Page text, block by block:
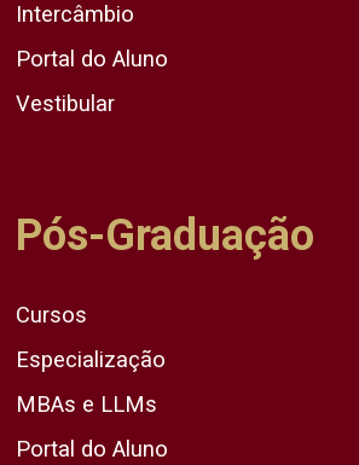
Intercâmbio
Portal do Aluno
Vestibular
Pós-Graduação
Cursos
Especialização
MBAs e LLMs
Portal do Aluno